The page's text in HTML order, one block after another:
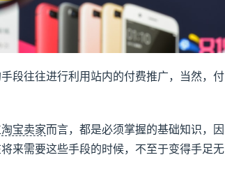
段往往进行利用站内的付费推广，当然，付
淘宝卖家而言，都是必须掌握的基础知识，因
来需要这些手段的时候，不至于变得手足无